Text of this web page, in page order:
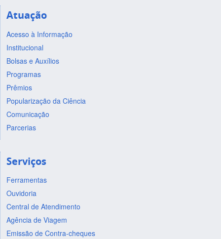
Atuação
Acesso à Informação
Institucional
Bolsas e Auxílios
Programas
Prêmios
Popularização da Ciência
Comunicação
Parcerias
Serviços
Ferramentas
Ouvidoria
Central de Atendimento
Agência de Viagem
Emissão de Contra-cheques